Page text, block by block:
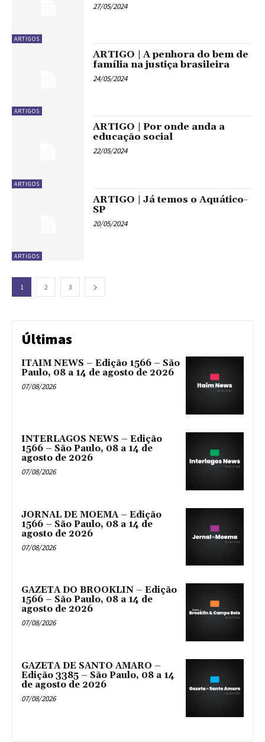
ARTIGOS
27/05/2024
ARTIGOS
ARTIGO | A penhora do bem de
família na justiça brasileira
24/05/2024
ARTIGOS
ARTIGO | Por onde anda a
educação social
22/05/2024
ARTIGOS
ARTIGO | Já temos o Aquático-
SP
20/05/2024
1 2 3
Últimas
ITAIM NEWS – Edição 1566 – São
Paulo, 08 a 14 de agosto de 2026
07/08/2026
INTERLAGOS NEWS – Edição
1566 – São Paulo, 08 a 14 de
agosto de 2026
07/08/2026
JORNAL DE MOEMA – Edição
1566 – São Paulo, 08 a 14 de
agosto de 2026
07/08/2026
GAZETA DO BROOKLIN – Edição
1566 – São Paulo, 08 a 14 de
agosto de 2026
07/08/2026
GAZETA DE SANTO AMARO –
Edição 3385 – São Paulo, 08 a 14
de agosto de 2026
07/08/2026